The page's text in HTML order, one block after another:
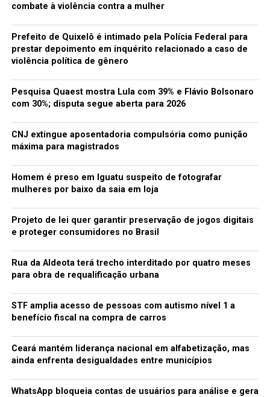
combate à violência contra a mulher
Prefeito de Quixelô é intimado pela Polícia Federal para
prestar depoimento em inquérito relacionado a caso de
violência política de gênero
Pesquisa Quaest mostra Lula com 39% e Flávio Bolsonaro
com 30%; disputa segue aberta para 2026
CNJ extingue aposentadoria compulsória como punição
máxima para magistrados
Homem é preso em Iguatu suspeito de fotografar
mulheres por baixo da saia em loja
Projeto de lei quer garantir preservação de jogos digitais
e proteger consumidores no Brasil
Rua da Aldeota terá trecho interditado por quatro meses
para obra de requalificação urbana
STF amplia acesso de pessoas com autismo nível 1 a
benefício fiscal na compra de carros
Ceará mantém liderança nacional em alfabetização, mas
ainda enfrenta desigualdades entre municípios
WhatsApp bloqueia contas de usuários para análise e gera